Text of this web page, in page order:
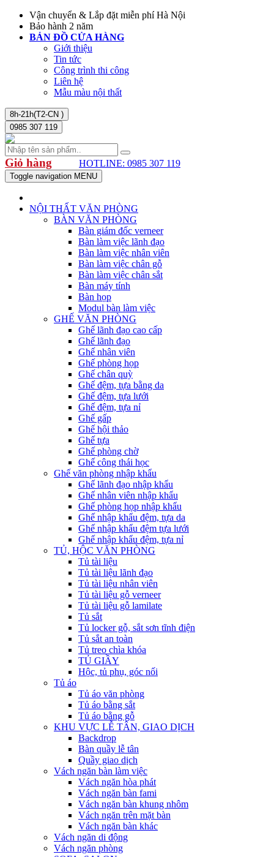
Vận chuyển & Lắp đặt miễn phí Hà Nội
Bảo hành 2 năm
BẢN ĐỒ CỬA HÀNG
Giới thiệu
Tin tức
Công trình thi công
Liên hệ
Mẫu màu nội thất
8h-21h(T2-CN )
0985 307 119
Giỏ hàng HOTLINE: 0985 307 119
Toggle navigation MENU
NỘI THẤT VĂN PHÒNG
BÀN VĂN PHÒNG
Bàn giám đốc verneer
Bàn làm việc lãnh đạo
Bàn làm việc nhân viên
Bàn làm việc chân gỗ
Bàn làm việc chân sắt
Bàn máy tính
Bàn họp
Modul bàn làm việc
GHẾ VĂN PHÒNG
Ghế lãnh đạo cao cấp
Ghế lãnh đạo
Ghế nhân viên
Ghế phòng họp
Ghế chân quỳ
Ghế đệm, tựa bằng da
Ghế đệm, tựa lưới
Ghế đệm, tựa nỉ
Ghế gấp
Ghế hội thảo
Ghế tựa
Ghế phòng chờ
Ghế công thái học
Ghế văn phòng nhập khẩu
Ghế lãnh đạo nhập khẩu
Ghế nhân viên nhập khẩu
Ghế phòng họp nhập khẩu
Ghế nhập khẩu đệm, tựa da
Ghế nhập khẩu đệm tựa lưới
Ghế nhập khẩu đệm, tựa nỉ
TỦ, HỘC VĂN PHÒNG
Tủ tài liệu
Tủ tài liệu lãnh đạo
Tủ tài liệu nhân viên
Tủ tài liệu gỗ verneer
Tủ tài liệu gỗ lamilate
Tủ sắt
Tủ locker gỗ, sắt sơn tĩnh điện
Tủ sắt an toàn
Tủ treo chìa khóa
TỦ GIẦY
Hộc, tủ phụ, góc nối
Tủ áo
Tủ áo văn phòng
Tủ áo bằng sắt
Tủ áo bằng gỗ
KHU VỰC LỄ TÂN, GIAO DỊCH
Backdrop
Bàn quầy lễ tân
Quầy giao dịch
Vách ngăn bàn làm việc
Vách ngăn hòa phát
Vách ngăn bàn fami
Vách ngăn bàn khung nhôm
Vách ngăn trên mặt bàn
Vách ngăn bàn khác
Vách ngăn di động
Vách ngăn phòng